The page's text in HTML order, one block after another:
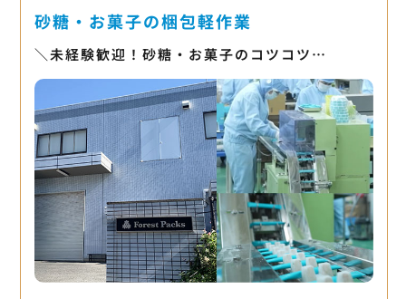
砂糖・お菓子の梱包軽作業
＼未経験歓迎！砂糖・お菓子のコツコツ…